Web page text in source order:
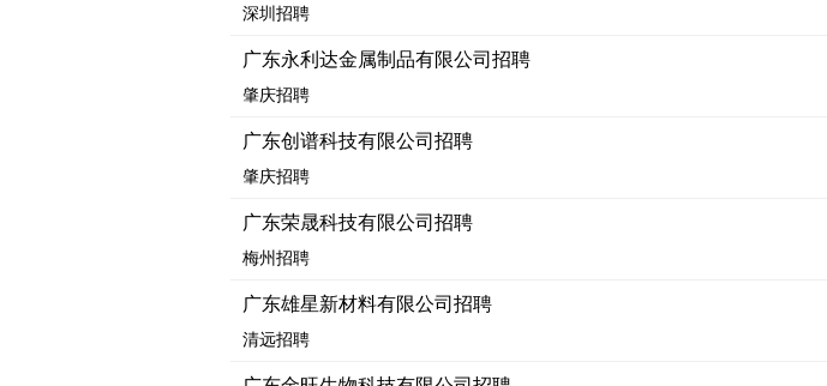
深圳招聘
广东永利达金属制品有限公司招聘
肇庆招聘
广东创谱科技有限公司招聘
肇庆招聘
广东荣晟科技有限公司招聘
梅州招聘
广东雄星新材料有限公司招聘
清远招聘